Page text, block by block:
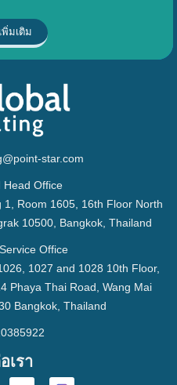
มเติม
star.com
Head Office
Room 1605, 16th Floor North
10500, Bangkok, Thailand
Office
1027 and 1028 10th Floor,
Phaya Thai Road, Wang Mai
Bangkok, Thailand
เรา